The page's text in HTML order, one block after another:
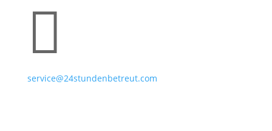

service@24stundenbetreut.com